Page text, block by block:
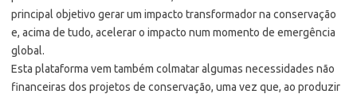
principal objetivo gerar um impacto transformador na conservação
e, acima de tudo, acelerar o impacto num momento de emergência
global.
Esta plataforma vem também colmatar algumas necessidades não
financeiras dos projetos de conservação, uma vez que, ao produzir